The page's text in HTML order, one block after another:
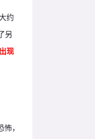
约
另
现
，